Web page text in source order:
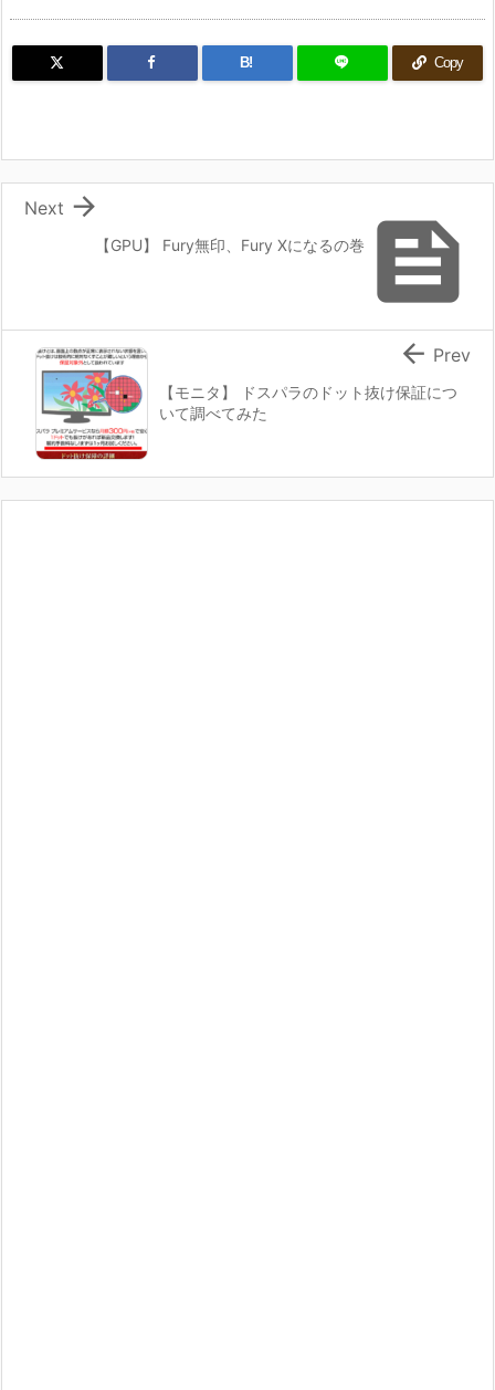
B! Copy

【GPU】 Fury無印、Fury Xになるの巻

Next
【モニタ】 ドスパラのドット抜け保証につ
いて調べてみた
 Prev